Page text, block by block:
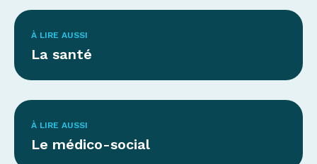
À LIRE AUSSI
La santé
À LIRE AUSSI
Le médico-social